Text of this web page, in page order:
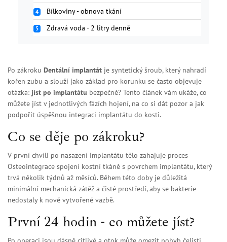
4 Bílkoviny - obnova tkání
5 Zdravá voda - 2 litry denně
Po zákroku Dentální implantát je syntetický šroub, který nahradí
kořen zubu a slouží jako základ pro korunku se často objevuje
otázka: jíst po implantátu bezpečně? Tento článek vám ukáže, co
můžete jíst v jednotlivých fázích hojení, na co si dát pozor a jak
podpořit úspěšnou integraci implantátu do kosti.
Co se děje po zákroku?
V první chvíli po nasazení implantátu tělo zahajuje proces
Osteointegrace spojení kostní tkáně s povrchem implantátu, který
trvá několik týdnů až měsíců. Během této doby je důležitá
minimální mechanická zátěž a čisté prostředí, aby se bakterie
nedostaly k nově vytvořené vazbě.
První 24 hodin - co můžete jíst?